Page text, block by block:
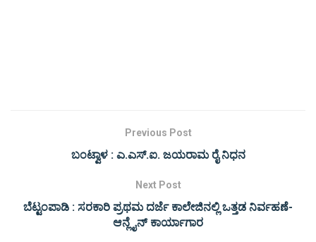
Previous Post
ಬಂಟ್ವಾಳ : ಎ.ಎಸ್.ಐ. ಜಯರಾಮ ರೈ ನಿಧನ
Next Post
ಬೆಟ್ಟಂಪಾಡಿ : ಸರಕಾರಿ ಪ್ರಥಮ ದರ್ಜೆ ಕಾಲೇಜಿನಲ್ಲಿ ಒತ್ತಡ ನಿರ್ವಹಣೆ-
ಆನ್ಲೈನ್ ಕಾರ್ಯಾಗಾರ